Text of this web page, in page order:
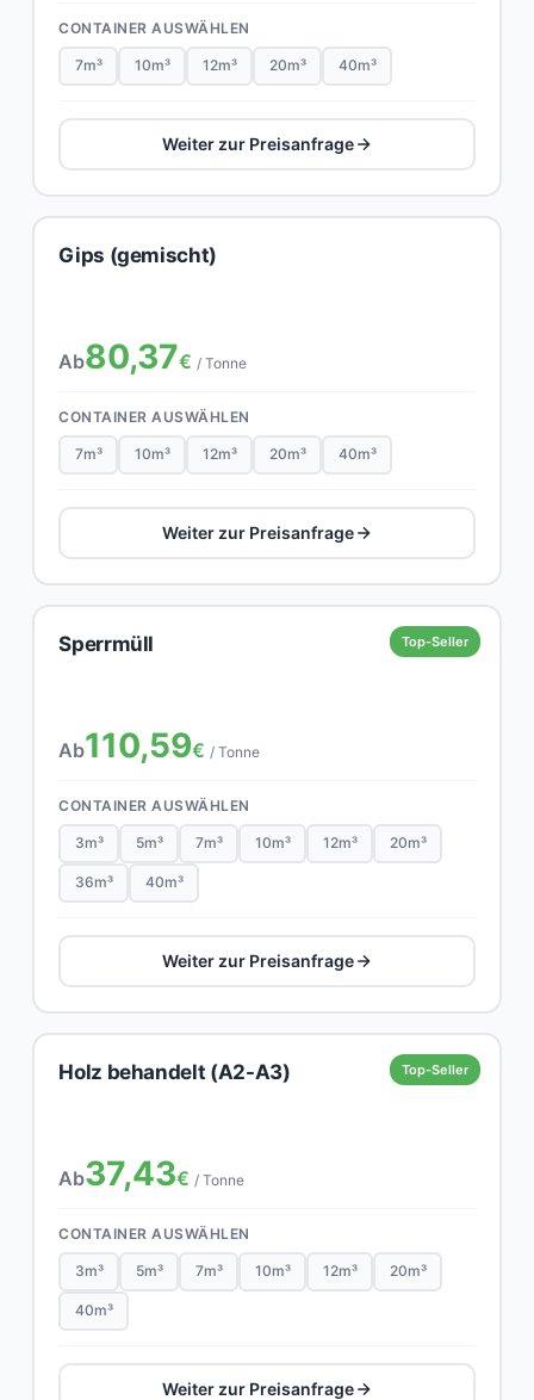
CONTAINER AUSWÄHLEN
7m³ 10m³ 12m³ 20m³ 40m³
Weiter zur Preisanfrage
Gips (gemischt)
Ab80,37€ / Tonne
CONTAINER AUSWÄHLEN
7m³ 10m³ 12m³ 20m³ 40m³
Weiter zur Preisanfrage
Top-Seller
Sperrmüll
Ab110,59€ / Tonne
CONTAINER AUSWÄHLEN
3m³ 5m³ 7m³ 10m³ 12m³ 20m³
36m³ 40m³
Weiter zur Preisanfrage
Top-Seller
Holz behandelt (A2-A3)
Ab37,43€ / Tonne
CONTAINER AUSWÄHLEN
3m³ 5m³ 7m³ 10m³ 12m³ 20m³
40m³
Weiter zur Preisanfrage